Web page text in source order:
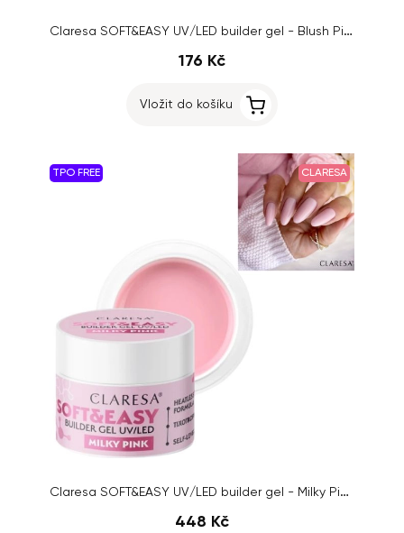
Claresa SOFT&EASY UV/LED builder gel - Blush Pink, 12g
176 Kč
Vložit do košíku
TPO FREE CLARESA
Claresa SOFT&EASY UV/LED builder gel - Milky Pink, 90g
448 Kč